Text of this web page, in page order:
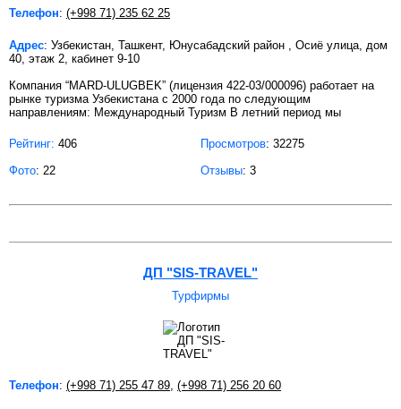
Телефон: (+998 71) 235 62 25
Адрес: Узбекистан, Ташкент, Юнусабадский район , Осиё улица, дом
40, этаж 2, кабинет 9-10
Компания “MARD-ULUGBEK” (лицензия 422-03/000096) работает на
рынке туризма Узбекистана с 2000 года по следующим
направлениям: Международный Туризм В летний период мы
Рейтинг: 406 Просмотров: 32275
Фото: 22 Отзывы: 3
ДП "SIS-TRAVEL"
Турфирмы
Телефон: (+998 71) 255 47 89 (+998 71) 256 20 60